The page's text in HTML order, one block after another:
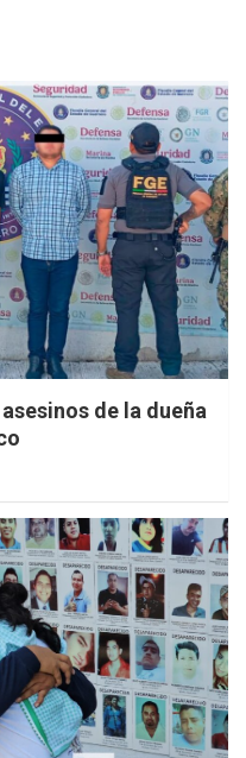
de la dueña